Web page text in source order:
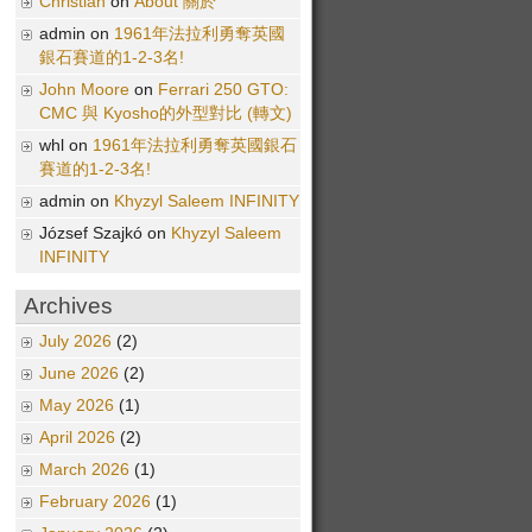
admin on 1961年法拉利勇奪英國
銀石賽道的1-2-3名!
John Moore on Ferrari 250 GTO:
CMC 與 Kyosho的外型對比 (轉文)
whl on 1961年法拉利勇奪英國銀石
賽道的1-2-3名!
admin on Khyzyl Saleem INFINITY
József Szajkó on Khyzyl Saleem
INFINITY
Archives
July 2026 (2)
June 2026 (2)
May 2026 (1)
April 2026 (2)
March 2026 (1)
February 2026 (1)